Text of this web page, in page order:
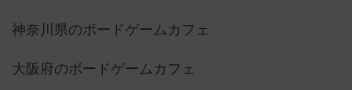
神奈川県のボードゲームカフェ
大阪府のボードゲームカフェ